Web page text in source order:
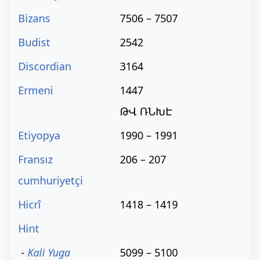
Bizans
7506 – 7507
Budist
2542
Discordian
3164
Ermeni
1447
ԹՎ ՌՆԽԷ
Etiyopya
1990 – 1991
Fransız
cumhuriyetçi
206 – 207
Hicrî
1418 – 1419
Hint
- Kali Yuga
5099 – 5100